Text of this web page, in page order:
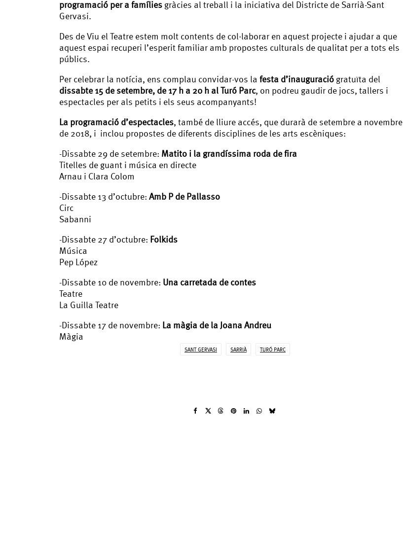
programació per a famílies gràcies al treball i la iniciativa del Districte de Sarrià-Sant
Gervasi.
Des de Viu el Teatre estem molt contents de col·laborar en aquest projecte i ajudar a que
aquest espai recuperi l’esperit familiar amb propostes culturals de qualitat per a tots els
públics.
Per celebrar la notícia, ens complau convidar-vos la festa d’inauguració gratuïta del
dissabte 15 de setembre, de 17 h a 20 h al Turó Parc, on podreu gaudir de jocs, tallers i
espectacles per als petits i els seus acompanyants!
La programació d’espectacles, també de lliure accés, que durarà de setembre a novembre
de 2018, i inclou propostes de diferents disciplines de les arts escèniques:
-Dissabte 29 de setembre: Matito i la grandíssima roda de fira
Titelles de guant i música en directe
Arnau i Clara Colom
-Dissabte 13 d’octubre: Amb P de Pallasso
Circ
Sabanni
-Dissabte 27 d’octubre: Folkids
Música
Pep López
-Dissabte 10 de novembre: Una carretada de contes
Teatre
La Guilla Teatre
-Dissabte 17 de novembre: La màgia de la Joana Andreu
Màgia
SANT GERVASI SARRIÀ TURÓ PARC